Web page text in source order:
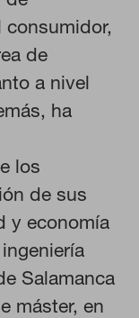
de
a nivel
ha
los
de sus
y economía
Salamanca
máster, en
web funcione y
Puede
sobre estas
Estas
de identificación
nuestro sitio y
por el sitio.